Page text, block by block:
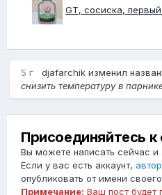
GT, сосиска,
5 г djafarchik изменил
снизить температуру в
Присоединяйтесь
Вы можете написать сейчас и
Если у вас есть аккаунт,
опубликовать от имени
Примечание: Ваш пост будет